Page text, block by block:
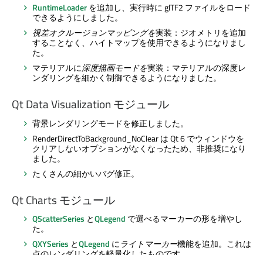
RuntimeLoaderを追加し、実行時に glTF2 ファイルをロード
できるようにしました。
視差オクルージョンマッピングを実装：ジオメトリを追加
することなく、ハイトマップを使用できるようになりまし
た。
マテリアルに深度描画モードを実装：マテリアルの深度レ
ンダリングを細かく制御できるようになりました。
Qt Data Visualization モジュール
背景レンダリングモードを修正しました。
RenderDirectToBackground_NoClear は Qt 6 でウィンドウを
クリアしないオプションがなくなったため、非推奨になり
ました。
たくさんの細かいバグ修正。
Qt Charts モジュール
QScatterSeries とQLegend で選べるマーカーの形を増やし
た。
QXYSeries とQLegend にライトマーカー機能を追加。これは